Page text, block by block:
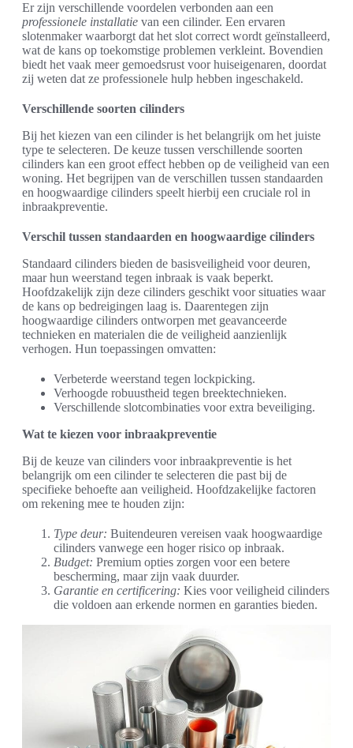
Er zijn verschillende voordelen verbonden aan een
professionele installatie van een cilinder. Een ervaren
slotenmaker waarborgt dat het slot correct wordt geïnstalleerd,
wat de kans op toekomstige problemen verkleint. Bovendien
biedt het vaak meer gemoedsrust voor huiseigenaren, doordat
zij weten dat ze professionele hulp hebben ingeschakeld.
Verschillende soorten cilinders
Bij het kiezen van een cilinder is het belangrijk om het juiste
type te selecteren. De keuze tussen verschillende soorten
cilinders kan een groot effect hebben op de veiligheid van een
woning. Het begrijpen van de verschillen tussen standaarden
en hoogwaardige cilinders speelt hierbij een cruciale rol in
inbraakpreventie.
Verschil tussen standaarden en hoogwaardige cilinders
Standaard cilinders bieden de basisveiligheid voor deuren,
maar hun weerstand tegen inbraak is vaak beperkt.
Hoofdzakelijk zijn deze cilinders geschikt voor situaties waar
de kans op bedreigingen laag is. Daarentegen zijn
hoogwaardige cilinders ontworpen met geavanceerde
technieken en materialen die de veiligheid aanzienlijk
verhogen. Hun toepassingen omvatten:
Verbeterde weerstand tegen lockpicking.
Verhoogde robuustheid tegen breektechnieken.
Verschillende slotcombinaties voor extra beveiliging.
Wat te kiezen voor inbraakpreventie
Bij de keuze van cilinders voor inbraakpreventie is het
belangrijk om een cilinder te selecteren die past bij de
specifieke behoefte aan veiligheid. Hoofdzakelijke factoren
om rekening mee te houden zijn:
Type deur: Buitendeuren vereisen vaak hoogwaardige
cilinders vanwege een hoger risico op inbraak.
Budget: Premium opties zorgen voor een betere
bescherming, maar zijn vaak duurder.
Garantie en certificering: Kies voor veiligheid cilinders
die voldoen aan erkende normen en garanties bieden.